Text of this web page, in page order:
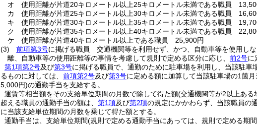
オ
使用距離が片道20キロメートル以上25キロメートル未満である職員
カ
使用距離が片道25キロメートル以上30キロメートル未満である職員
キ
使用距離が片道30キロメートル以上35キロメートル未満である職員
ク
使用距離が片道35キロメートル以上40キロメートル未満である職員
ケ
使用距離が片道40キロメートル以上である職員 25,900円
(3)
前項第3号に掲げる職員 交通機関等を利用せず、かつ、自動車等を使用し
離、自動車等の使用距離等の事情を考慮して規則で定める区分に応じ、 前2号に
第1項第2号及び第3号に掲げる職員で、通勤のために駐車場を利用し、当該駐車
るものに対しては、 前項第2号及び第3号に定める額に加算して当該駐車場の1箇
5,000円)の通勤手当を支給する。
運賃等相当額をその支給単位期間の月数で除して得た額(交通機関等が2以上ある
超える職員の通勤手当の額は、 第1項及び第2項の規定にかかわらず、当該職員の
に当該支給単位期間の月数を乗じて得た額とする。
通勤手当は、支給単位期間(規則で定める通勤手当にあっては、規則で定める期